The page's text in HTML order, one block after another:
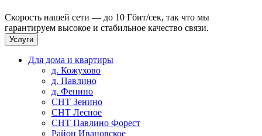
Скорость нашей сети — до 10 Гбит/сек, так что мы
гарантируем высокое и стабильное качество связи.
Услуги
Для дома и квартиры
д. Кожухово
д. Павлино
д. Фенино
СНТ Зенино
СНТ Лесное
СНТ Павлино Форест
Район Ивановское